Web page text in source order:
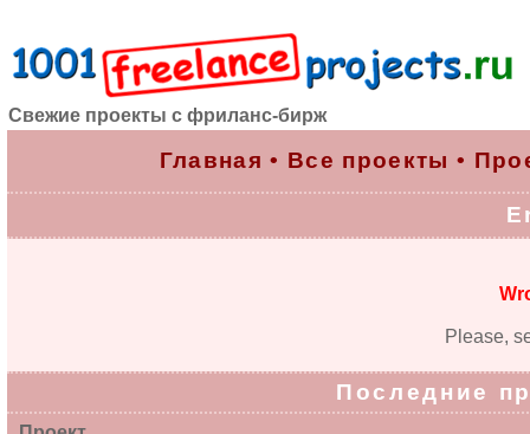
Свежие проекты с фриланс-бирж
Главная • Все проекты •
Please,
Последние